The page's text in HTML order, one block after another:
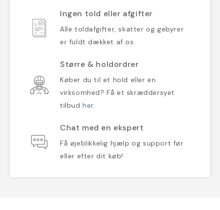
Ingen told eller afgifter
Alle toldafgifter, skatter og gebyrer
er fuldt dækket af os.
Større & holdordrer
Køber du til et hold eller en
virksomhed? Få et skræddersyet
tilbudher.
Chat med en ekspert
Få øjeblikkelig hjælp og support før
eller efter dit køb!